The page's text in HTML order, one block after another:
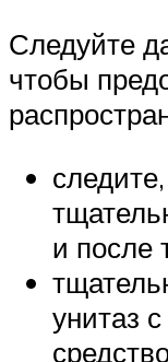
Следуйте
чтобы
и после
унитаз